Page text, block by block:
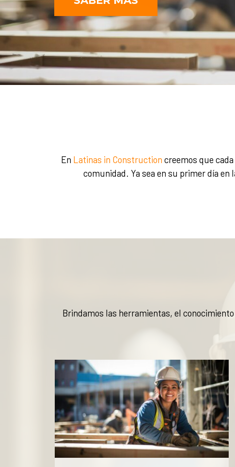
En Latinas in Construction creemos que
comunidad. Ya sea en su primer día en
Brindamos las herramientas, el